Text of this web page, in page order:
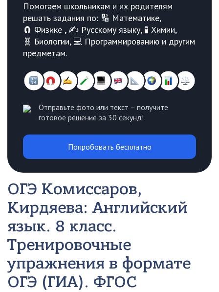
Помогаем школьникам и их родителям
решать задания по: 🔢 Математике,
🧲 Физике , ✍️ Русскому языку, 🧪 Химии,
🧬 Биологии, 💻 Программированию и другим
предметам.
Отправьте фото или текст – получите
готовое решение за 30 секунд!
Попробовать бесплатно
ОГЭ Комиссаров,
Кирдяева: Английский
язык. 8 класс.
Тренировочные
упражнения в формате
ОГЭ (ГИА). ФГОС